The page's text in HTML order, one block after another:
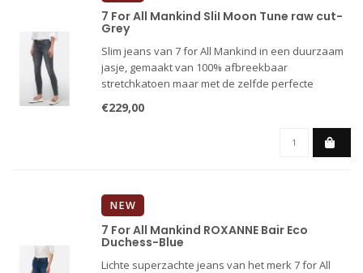
7 For All Mankind SliI Moon Tune raw cut-
Grey
Slim jeans van 7 for All Mankind in een duurzaam
jasje, gemaakt van 100% afbreekbaar
stretchkatoen maar met de zelfde perfecte
De jeans heeft smalle pijpen met een
€229,00
NEW
7 For All Mankind ROXANNE Bair Eco
Duchess-Blue
Lichte superzachte jeans van het merk 7 for All